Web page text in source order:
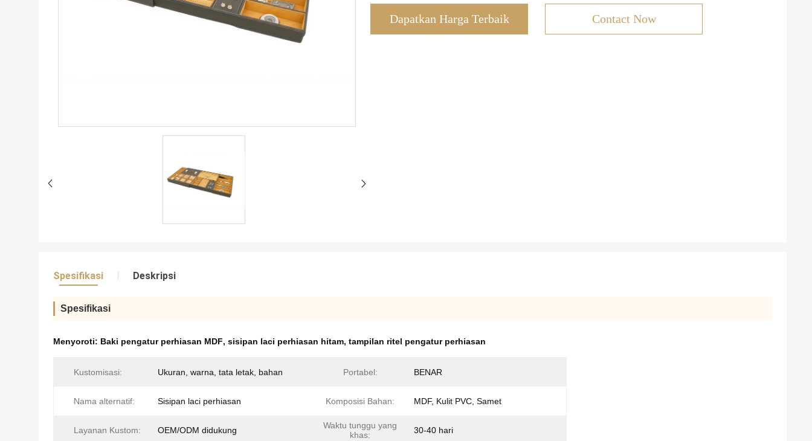
Dapatkan Harga Terbaik Contact Now
Spesifikasi Deskripsi
Spesifikasi
Menyoroti: Baki pengatur perhiasan MDF, sisipan laci perhiasan hitam, tampilan ritel pengatur perhiasan
Kustomisasi: Ukuran, warna, tata letak, bahan Portabel: BENAR
Nama alternatif: Sisipan laci perhiasan Komposisi Bahan: MDF, Kulit PVC, Samet
Layanan Kustom: OEM/ODM didukung
Waktu tunggu yang
khas:
30-40 hari